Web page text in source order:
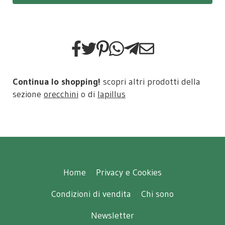
Continua lo shopping! scopri altri prodotti della
sezione orecchini o di lapillus
Home
Privacy e Cookies
Condizioni di vendita
Chi sono
Newsletter